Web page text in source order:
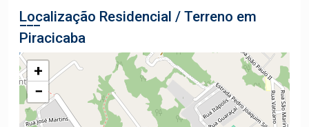
Localização Residencial / Terreno em
Piracicaba
+
−